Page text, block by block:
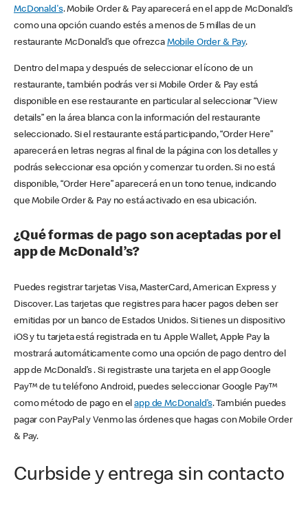
McDonald's. Mobile Order & Pay aparecerá en el app de McDonald’s
como una opción cuando estés a menos de 5 millas de un
restaurante McDonald’s que ofrezca Mobile Order & Pay.
Dentro del mapa y después de seleccionar el ícono de un
restaurante, también podrás ver si Mobile Order & Pay está
disponible en ese restaurante en particular al seleccionar “View
details” en la área blanca con la información del restaurante
seleccionado. Si el restaurante está participando, “Order Here”
aparecerá en letras negras al final de la página con los detalles y
podrás seleccionar esa opción y comenzar tu orden. Si no está
disponible, “Order Here” aparecerá en un tono tenue, indicando
que Mobile Order & Pay no está activado en esa ubicación.
¿Qué formas de pago son aceptadas por el
app de McDonald’s?
Puedes registrar tarjetas Visa, MasterCard, American Express y
Discover. Las tarjetas que registres para hacer pagos deben ser
emitidas por un banco de Estados Unidos. Si tienes un dispositivo
iOS y tu tarjeta está registrada en tu Apple Wallet, Apple Pay la
mostrará automáticamente como una opción de pago dentro del
app de McDonald’s . Si registraste una tarjeta en el app Google
Pay™ de tu teléfono Android, puedes seleccionar Google Pay™
como método de pago en elapp de McDonald’s. También puedes
pagar con PayPal y Venmo las órdenes que hagas con Mobile Order
& Pay.
Curbside y entrega sin contacto